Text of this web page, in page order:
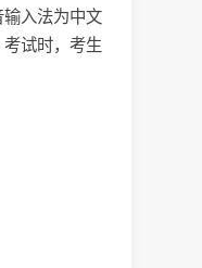
入法为中文
试时，考生